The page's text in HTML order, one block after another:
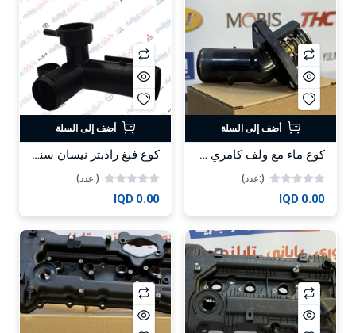
أضف إلى السلة
كوع ماء مع ولف كامري 2018 -HF
(:عدد)
0.00 IQD
أضف إلى السلة
كوع فبغ رادبتر نيسان سنترا 2018 -HF
(:عدد)
0.00 IQD